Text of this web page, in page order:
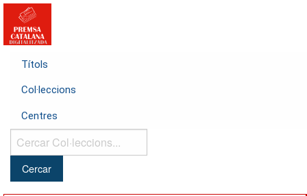
Títols
Col·leccions
Centres
Cercar
Col·leccions...